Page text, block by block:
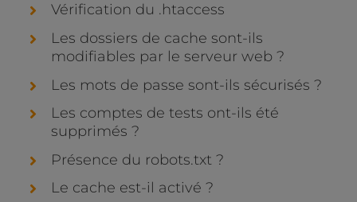
Vérification du .htaccess
Les dossiers de cache sont-ils
modifiables par le serveur web ?
Les mots de passe sont-ils sécurisés ?
Les comptes de tests ont-ils été
supprimés ?
Présence du robots.txt ?
Le cache est-il activé ?